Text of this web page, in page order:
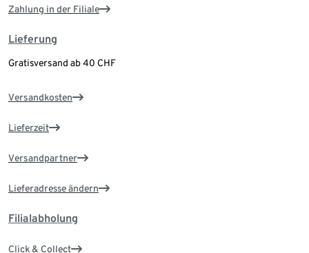
Zahlung in der Filiale
Lieferung
Gratisversand ab 40 CHF
Versandkosten
Lieferzeit
Versandpartner
Lieferadresse ändern
Filialabholung
Click & Collect